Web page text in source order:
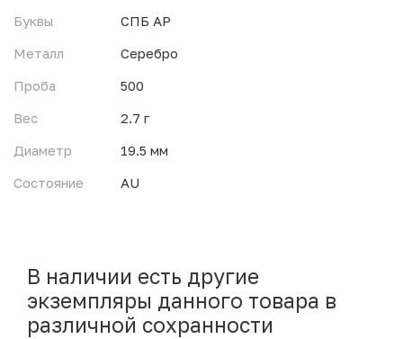
Буквы
СПБ АР
Металл
Серебро
Проба
500
Вес
2.7 г
Диаметр
19.5 мм
Состояние
AU
В наличии есть другие
экземпляры данного товара в
различной сохранности